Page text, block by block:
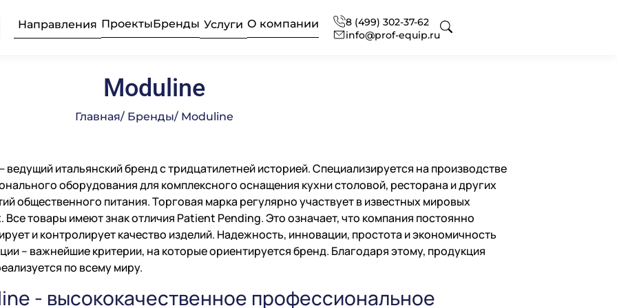
Направления ПроектыБренды Услуги О компании
8 (499) 302-37-62
info@prof-equip.ru
Профессиональная химия
Подробнее
Комплексное оснащение
Подробнее
Консалтинг
Подробнее
Поставка аксессуаров и запасных
частей
Подробнее
Химия профессиональная
Подробнее
Оборудование
профессиональной кухни
Подробнее
Moduline
Главная/ Бренды/ Moduline
ведущий итальянский бренд с тридцатилетней историей. Специализируется на производстве
оборудования для комплексного оснащения кухни столовой, ресторана и других
общественного питания. Торговая марка регулярно участвует в известных мировых
Все товары имеют знак отличия Patient Pending. Это означает, что компания постоянно
и контролирует качество изделий. Надежность, инновации, простота и экономичность
– важнейшие критерии, на которые ориентируется бренд. Благодаря этому, продукция
по всему миру.
- высококачественное профессиональное